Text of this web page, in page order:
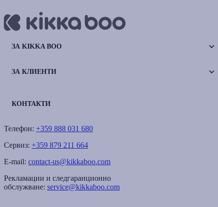
ЗА KIKKA BOO
ЗА КЛИЕНТИ
КОНТАКТИ
Телефон: +359 888 031 680
Сервиз: +359 879 211 664
E-mail: contact-us@kikkaboo.com
Рекламации и следгаранционно
обслужване: service@kikkaboo.com